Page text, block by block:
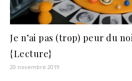
Je n’ai pas (trop) peur du
{Lecture}
20 novembre 2019